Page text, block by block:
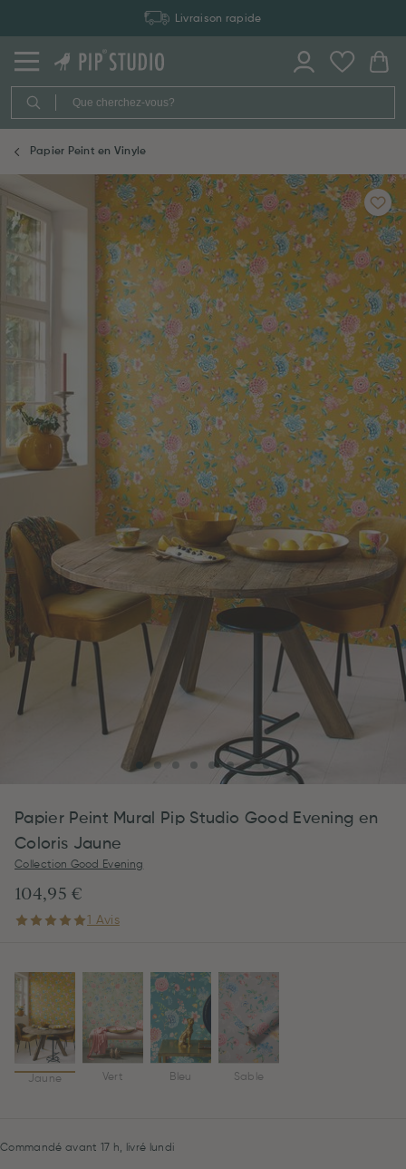
Livraison rapide
Papier Peint en Vinyle
Papier Peint Mural Pip Studio Good Evening en
Coloris Jaune
Collection Good Evening
104,95 €
1 Avis
Jaune Vert Bleu Sable
Commandé avant 17 h, livré lundi